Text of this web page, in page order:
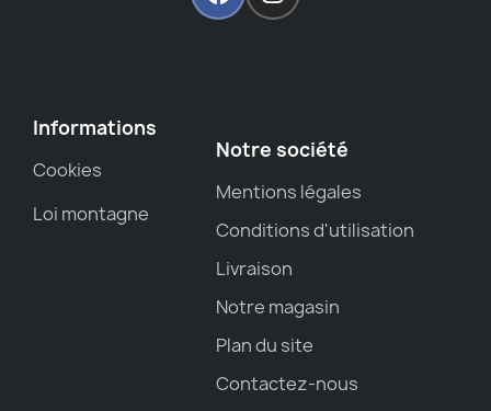
Informations
Cookies
Loi montagne
Notre société
Mentions légales
Conditions d'utilisation
Livraison
Notre magasin
Plan du site
Contactez-nous